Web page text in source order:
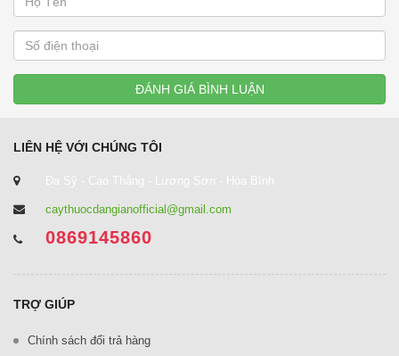
ĐÁNH GIÁ BÌNH LUẬN
LIÊN HỆ VỚI CHÚNG TÔI
Đa Sỹ - Cao Thắng - Lương Sơn - Hòa Bình
caythuocdangianofficial@gmail.com
0869145860
TRỢ GIÚP
Chính sách đổi trả hàng